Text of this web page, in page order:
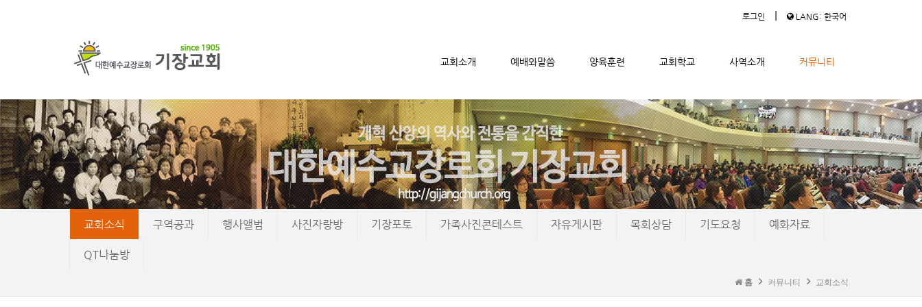
로그인 | LANG: 한국어
교회소개 예배와말씀 양육훈련 교회학교 사역소개 커뮤니티
메뉴 건너뛰기
교회소식 구역공과 행사앨범 사진자랑방 기장포토 가족사진콘테스트 자유게시판 목회상담 기도요청 예화자료
QT나눔방
홈 커뮤니티 교회소식